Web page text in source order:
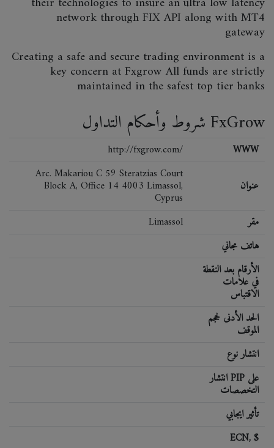
network through FIX API along with MT4
gateway
Creating a safe and secure trading environment is a
key concern at Fxgrow All funds are strictly
maintained in the safest top tier banks
شروط وأحكام التداول FxGrow
http://fxgrow.com/
WWW
Arc. Makariou C 59 Steratzias Court
Block A, Office 14 4003 Limassol,
Cyprus
عنوان
Limassol
مقر
هاتف مجاني
الأرقام بعد النقطة
في علامات
الاقتباس
الحد الأدنى لحجم
الموقف
انتشار نوع
انتشار PIP على
التخصصات
تأثير ايجابي
ECN, $